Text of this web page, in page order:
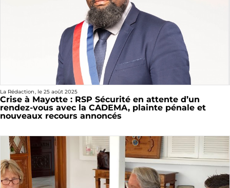
La Rédaction, le 25 août 2025
Crise à Mayotte : RSP Sécurité en attente d’un
rendez-vous avec la CADEMA, plainte pénale et
nouveaux recours annoncés